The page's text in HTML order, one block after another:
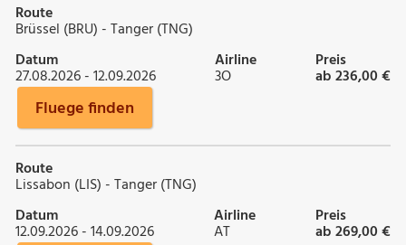
Route
Brüssel (BRU) - Tanger (TNG)
Datum
27.08.2026 - 12.09.2026
Airline
3O
Preis
ab 236,00 €
Fluege finden
Route
Lissabon (LIS) - Tanger (TNG)
Datum
12.09.2026 - 14.09.2026
Airline
AT
Preis
ab 269,00 €